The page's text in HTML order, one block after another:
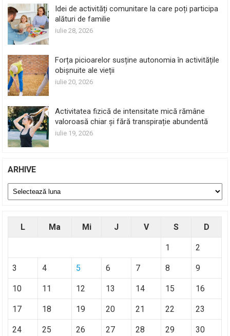
Idei de activități comunitare la care poți participa
alături de familie
iulie 28, 2026
Forța picioarelor susține autonomia în activitățile
obișnuite ale vieții
iulie 20, 2026
Activitatea fizică de intensitate mică rămâne
valoroasă chiar și fără transpirație abundentă
iulie 19, 2026
ARHIVE
Arhive
L Ma Mi J V S D
1 2
3 4 5 6 7 8 9
10 11 12 13 14 15 16
17 18 19 20 21 22 23
24 25 26 27 28 29 30